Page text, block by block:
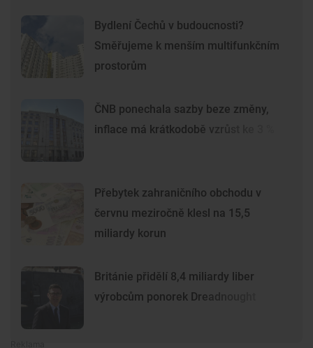
Bydlení Čechů v budoucnosti?
Směřujeme k menším multifunkčním
prostorům
ČNB ponechala sazby beze změny,
inflace má krátkodobě vzrůst ke 3 %
Přebytek zahraničního obchodu v
červnu meziročně klesl na 15,5
miliardy korun
Británie přidělí 8,4 miliardy liber
výrobcům ponorek Dreadnought